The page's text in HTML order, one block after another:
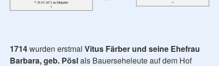
1714wurden erstmal Vitus Färber und seine Ehefrau
Barbara, geb. Pöslals Bauerseheleute auf dem Hof